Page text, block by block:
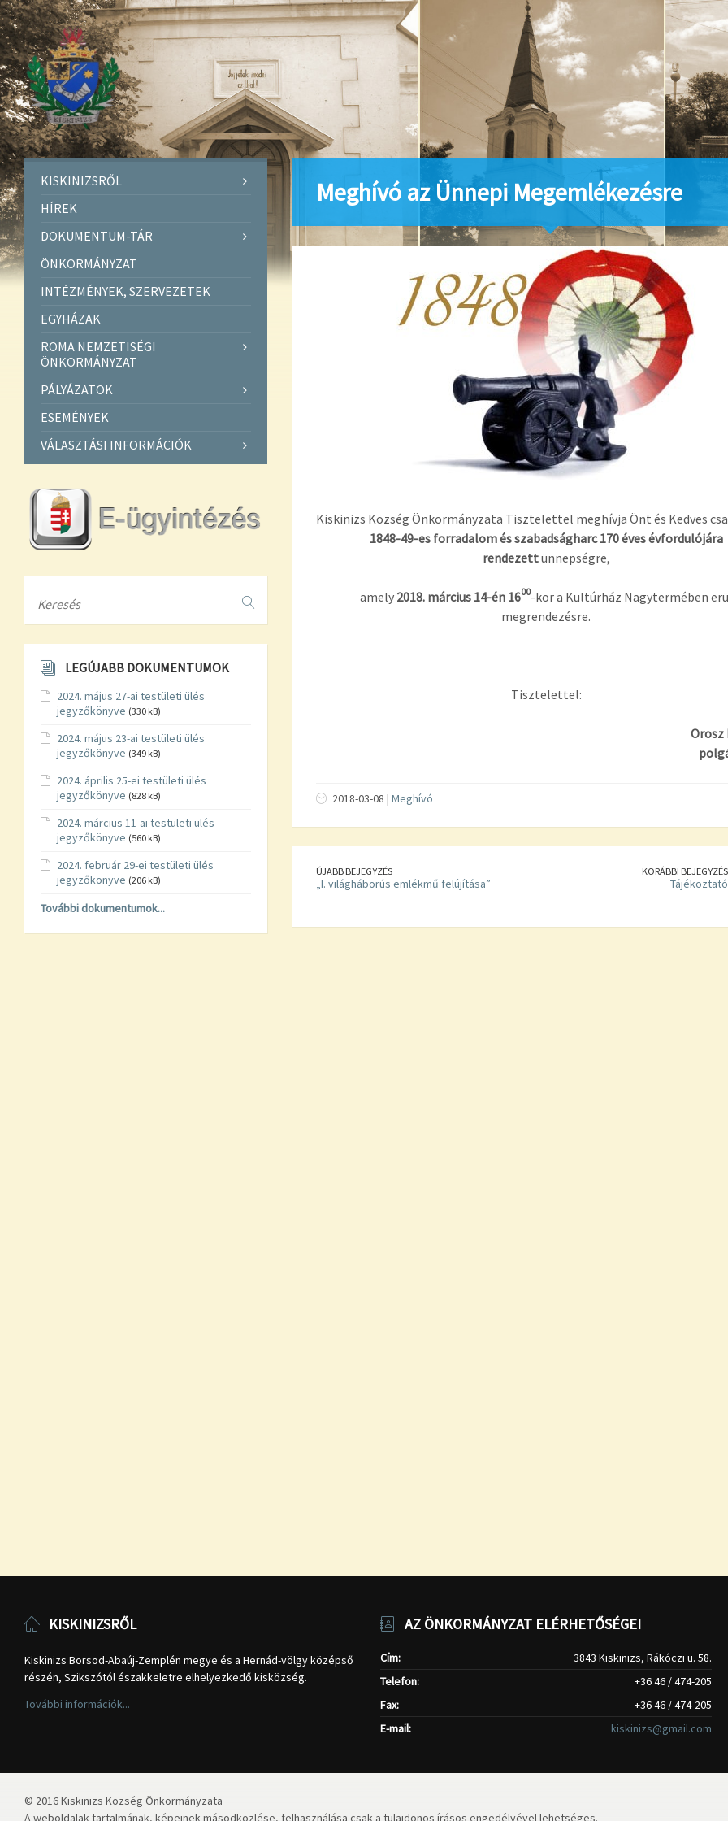
Meghívó az Ünnepi Megemlékezésre
Kiskinizs Község Önkormányzata Tisztelettel meghívja Önt és Kedves
1848-49-es forradalom és szabadságharc170 évesévfordulójára
rendezettünnepségre,
amely 2018. március 14-én 1600-kor a Kultúrház Nagytermében
megrendezésre.
Tisztelettel:
Orosz
2018-03-08 | Meghívó
ÚJABB BEJEGYZÉS
„I. világháborús emlékmű felújítása”
KORÁBBI BEJEGYZÉS
Tájékoztató
KISKINIZSRŐL
HÍREK
DOKUMENTUM-TÁR
ÖNKORMÁNYZAT
INTÉZMÉNYEK, SZERVEZETEK
EGYHÁZAK
ROMA NEMZETISÉGI
ÖNKORMÁNYZAT
PÁLYÁZATOK
ESEMÉNYEK
VÁLASZTÁSI INFORMÁCIÓK
LEGÚJABB DOKUMENTUMOK
2024. május 27-ai testületi ülés
jegyzőkönyve (330 kB)
2024. május 23-ai testületi ülés
jegyzőkönyve (349 kB)
2024. április 25-ei testületi ülés
jegyzőkönyve (828 kB)
2024. március 11-ai testületi ülés
jegyzőkönyve (560 kB)
2024. február 29-ei testületi ülés
jegyzőkönyve (206 kB)
További dokumentumok...
KISKINIZSRŐL
Kiskinizs Borsod-Abaúj-Zemplén megye és a Hernád-völgy középső
részén, Szikszótól északkeletre elhelyezkedő kisközség.
További információk...
AZ ÖNKORMÁNYZAT ELÉRHETŐSÉGEI
Cím:
3843 Kiskinizs, Rákóczi u. 58.
Telefon:
+36 46 / 474-205
Fax:
+36 46 / 474-205
E-mail:
kiskinizs@gmail.com
© 2016 Kiskinizs Község Önkormányzata
A weboldalak tartalmának, képeinek másodközlése, felhasználása csak a tulajdonos írásos engedélyével lehetséges.